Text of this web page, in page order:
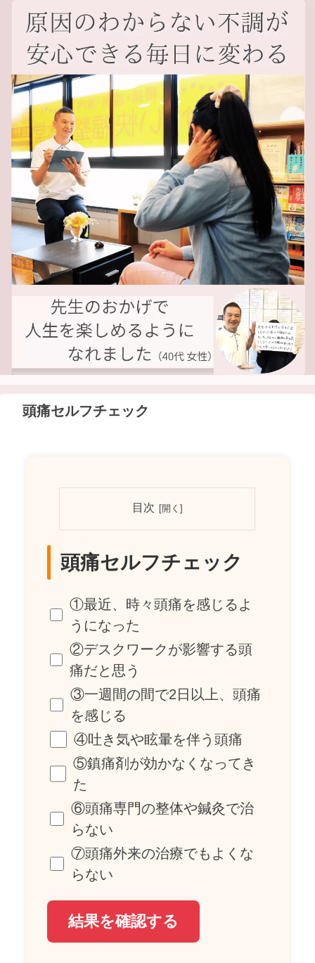
頭痛セルフチェック
目次
頭痛セルフチェック
①最近、時々頭痛を感じるよ
うになった
②デスクワークが影響する頭
痛だと思う
③一週間の間で2日以上、頭痛
を感じる
④吐き気や眩暈を伴う頭痛
⑤鎮痛剤が効かなくなってき
た
⑥頭痛専門の整体や鍼灸で治
らない
⑦頭痛外来の治療でもよくな
らない
結果を確認する